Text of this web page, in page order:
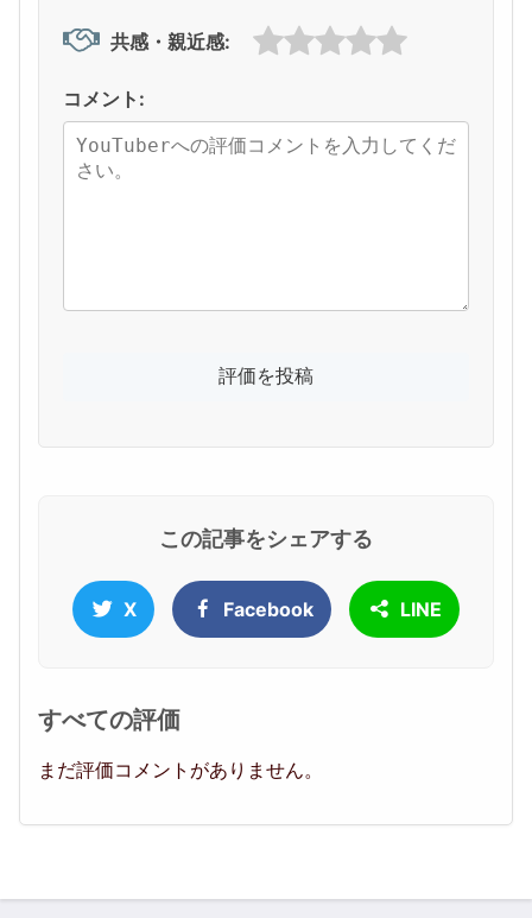
共感・親近感:
コメント:
この記事をシェアする
X Facebook LINE
すべての評価
まだ評価コメントがありません。